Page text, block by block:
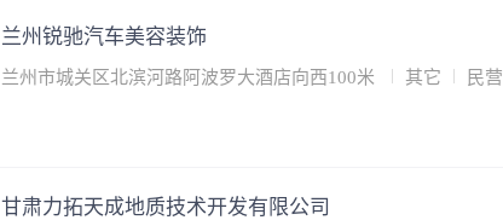
兰州锐驰汽车美容装饰
兰州市城关区北滨河路阿波罗大酒店向西100米 其它 民营
甘肃力拓天成地质技术开发有限公司